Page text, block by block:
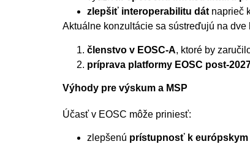
zlepšiť interoperabilitu dát naprieč
Aktuálne konzultácie sa sústreďujú na dve
členstvo v EOSC-A, ktoré by
príprava platformy EOSC post-
Výhody pre výskum a MSP
Účasť v EOSC môže priniesť:
zlepšenú prístupnosť k